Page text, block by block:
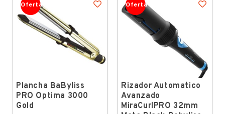
Oferta
Plancha BaByliss
PRO Optima 3000
Gold
Oferta
Rizador Automatico
Avanzado
MiraCurlPRO 32mm